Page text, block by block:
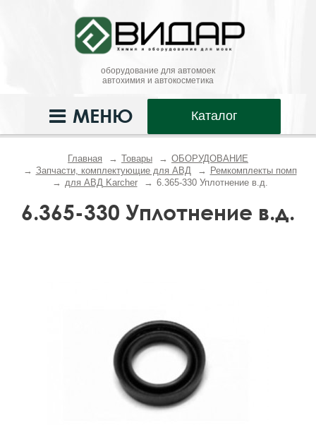
оборудование для автомоек
автохимия и автокосметика
Каталог
МЕНЮ
Главная Товары
ОБОРУДОВАНИЕ
Запчасти, комплектующие для АВД
Ремкомплекты помп
для АВД Karcher
6.365-330 Уплотнение в.д.
6.365-330 Уплотнение в.д.